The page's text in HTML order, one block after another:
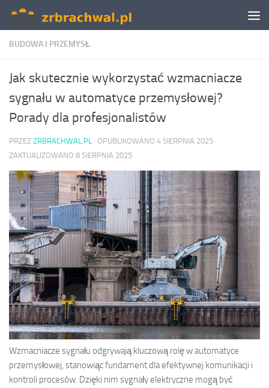
Skip to content
BUDOWA I PRZEMYSŁ
Jak skutecznie wykorzystać wzmacniacze
sygnału w automatyce przemysłowej?
Porady dla profesjonalistów
PRZEZ ZRBRACHWAL.PL · OPUBLIKOWANO 4 SIERPNIA 2025 ·
ZAKTUALIZOWANO 8 SIERPNIA 2025
Wzmacniacze sygnału odgrywają kluczową rolę w automatyce
przemysłowej, stanowiąc fundament dla efektywnej komunikacji i
kontroli procesów. Dzięki nim sygnały elektryczne mogą być